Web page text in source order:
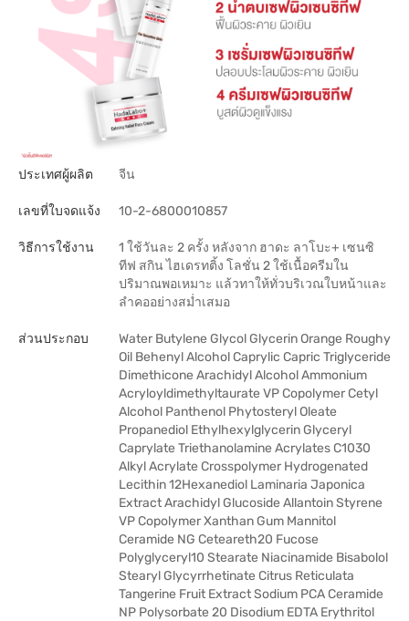
ประเทศผู้ผลิต จีน
เลขที่ใบจดแจ้ง 10-2-6800010857
วิธีการใช้งาน
1 ใช้วันละ 2 ครั้ง หลังจาก ฮาดะ ลาโบะ+ เซนซิ
ทีฟ สกิน ไฮเดรทติ้ง โลชั่น 2 ใช้เนื้อครีมใน
ปริมาณพอเหมาะ แล้วทาให้ทั่วบริเวณใบหน้าและ
ลำคออย่างสม่ำเสมอ
ส่วนประกอบ
Water Butylene Glycol Glycerin Orange Roughy
Oil Behenyl Alcohol Caprylic Capric Triglyceride
Dimethicone Arachidyl Alcohol Ammonium
Acryloyldimethyltaurate VP Copolymer Cetyl
Alcohol Panthenol Phytosteryl Oleate
Propanediol Ethylhexylglycerin Glyceryl
Caprylate Triethanolamine Acrylates C1030
Alkyl Acrylate Crosspolymer Hydrogenated
Lecithin 12Hexanediol Laminaria Japonica
Extract Arachidyl Glucoside Allantoin Styrene
VP Copolymer Xanthan Gum Mannitol
Ceramide NG Ceteareth20 Fucose
Polyglyceryl10 Stearate Niacinamide Bisabolol
Stearyl Glycyrrhetinate Citrus Reticulata
Tangerine Fruit Extract Sodium PCA Ceramide
NP Polysorbate 20 Disodium EDTA Erythritol